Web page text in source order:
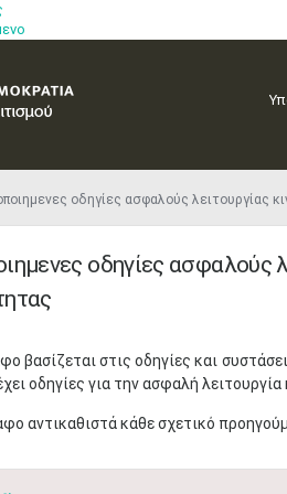
οδηγίες ασφαλούς
οδηγίες
βασίζεται στις οδηγίες και
οδηγίες για την ασφαλή
αντικαθιστά κάθε σχετικό